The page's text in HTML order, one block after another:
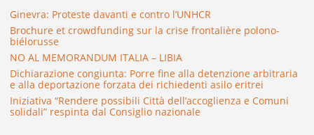
Ginevra: Proteste davanti e contro l’UNHCR
Brochure et crowdfunding sur la crise frontalière polono-
biélorusse
NO AL MEMORANDUM ITALIA – LIBIA
Dichiarazione congiunta: Porre fine alla detenzione arbitraria
e alla deportazione forzata dei richiedenti asilo eritrei
Iniziativa “Rendere possibili Città dell’accoglienza e Comuni
solidali” respinta dal Consiglio nazionale